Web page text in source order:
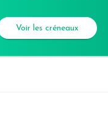
Voir les créneaux